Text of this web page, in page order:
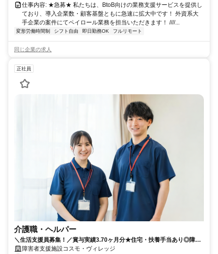
仕事内容: ★急募★ 私たちは、BtoB向けの業務支援サービスを提供し
ており、導入企業数・顧客基盤ともに急速に拡大中です！ 外資系大
手企業の案件にてペイロール業務を担当いただきます！ ////...
変形労働時間制 シフト自由 即日勤務OK フルリモート
同じ企業の求人
正社員
介護職・ヘルパー
＼生活支援員募集！／賞与実績3.70ヶ月分★住宅・扶養手当あり◎障が
い者支援施設でのお仕事です♪
障害者支援施設コスモ・ヴィレッジ